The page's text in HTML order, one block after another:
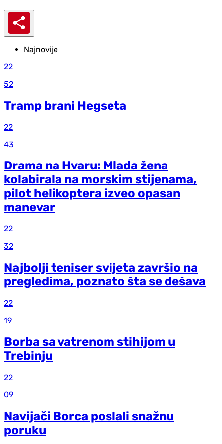
Najnovije
22
52
Tramp brani Hegseta
22
43
Drama na Hvaru: Mlada žena
kolabirala na morskim stijenama,
pilot helikoptera izveo opasan
manevar
22
32
Najbolji teniser svijeta završio na
pregledima, poznato šta se dešava
22
19
Borba sa vatrenom stihijom u
Trebinju
22
09
Navijači Borca poslali snažnu
poruku